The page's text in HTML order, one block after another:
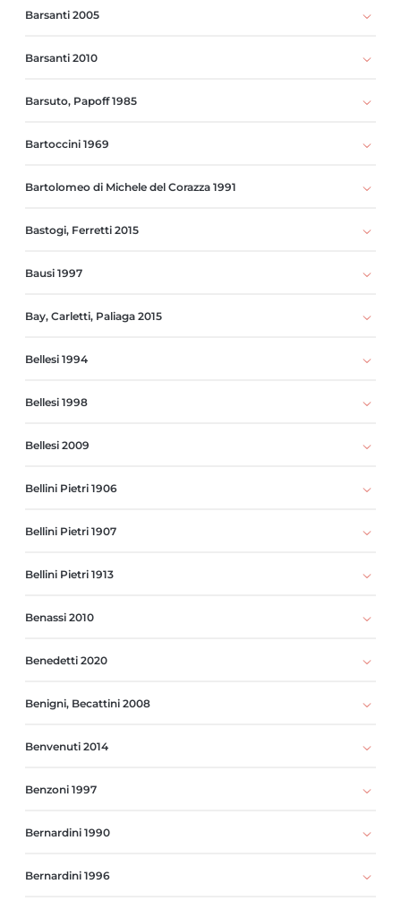
Barsanti 2005
Barsanti 2010
Barsuto, Papoff 1985
Bartoccini 1969
Bartolomeo di Michele del Corazza 1991
Bastogi, Ferretti 2015
Bausi 1997
Bay, Carletti, Paliaga 2015
Bellesi 1994
Bellesi 1998
Bellesi 2009
Bellini Pietri 1906
Bellini Pietri 1907
Bellini Pietri 1913
Benassi 2010
Benedetti 2020
Benigni, Becattini 2008
Benvenuti 2014
Benzoni 1997
Bernardini 1990
Bernardini 1996